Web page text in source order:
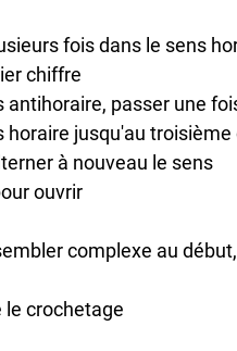
fois dans le sens
chiffre
antihoraire, passer une
horaire jusqu'au
à nouveau le sens
ouvrir
complexe au
le crochetage